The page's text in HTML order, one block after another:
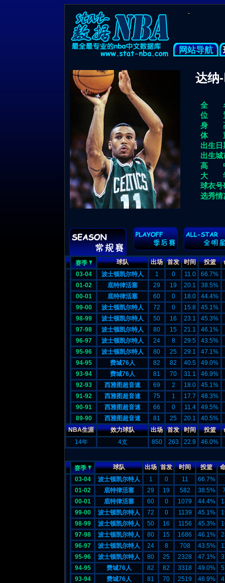
-
网站导航
达纳
全
位
身
体
出生日
出生城
高
大
球衣号
选秀情
赛季 球队 出场 首发 时间 投篮
03-04
波士顿凯尔特人 1 0 11.0
66.7%
01-02
底特律活塞 29 19 20.1
38.5%
00-01
底特律活塞 60 0 18.0
44.4%
99-00
波士顿凯尔特人 72 0 15.8
45.1%
98-99
波士顿凯尔特人 50 16 23.1
45.3%
97-98
波士顿凯尔特人 80 15 21.1
46.1%
96-97
波士顿凯尔特人 24 8 29.5
43.5%
95-96
波士顿凯尔特人 80 25 29.1
47.1%
94-95
费城76人 82 82 40.5
49.0%
93-94
费城76人 81 70 31.1
46.9%
92-93
西雅图超音速 69 2 18.0
45.1%
91-92
西雅图超音速 75 1 17.7
48.3%
90-91
西雅图超音速 66 0 11.4
49.5%
89-90
西雅图超音速 81 25 20.1
40.5%
NBA生涯
效力球队 出场 首发 时间 投篮
14年
4支 850 263 22.9 46.0%
赛季 球队 出场 首发 时间 投篮
03-04
波士顿凯尔特人 1 0 11 66.7%
01-02
底特律活塞 29 19 582 38.5%
00-01
底特律活塞 60 0 1079 44.4%
99-00
波士顿凯尔特人 72 0 1139 45.1%
98-99
波士顿凯尔特人 50 16 1156 45.3%
97-98
波士顿凯尔特人 80 15 1686 46.1%
96-97
波士顿凯尔特人 24 8 708 43.5%
95-96
波士顿凯尔特人 80 25 2328 47.1%
94-95
费城76人 82 82 3318 49.0%
93-94
费城76人 81 70 2519 46.9%